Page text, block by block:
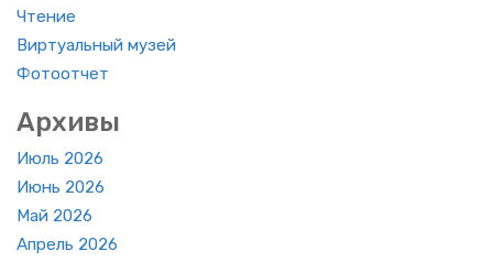
Чте­ние
Вир­ту­аль­ный музей
Фо­то­от­чет
Ар­хи­вы
Июль 2026
Июнь 2026
Май 2026
Ап­рель 2026